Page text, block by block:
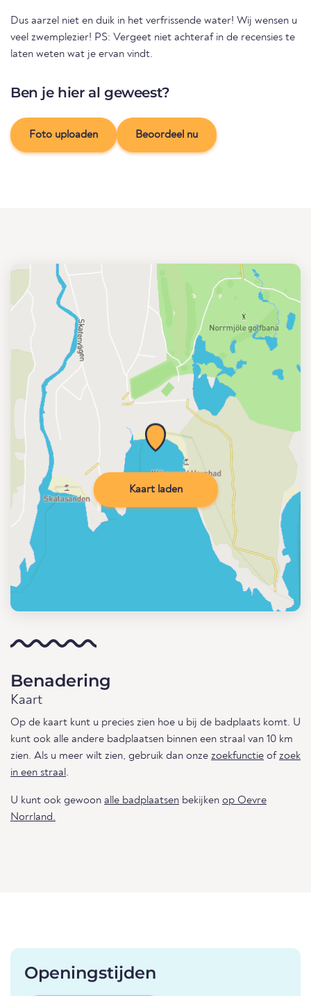
Dus aarzel niet en duik in het verfrissende water! Wij wensen u
veel zwemplezier! PS: Vergeet niet achteraf in de recensies te
laten weten wat je ervan vindt.
Ben je hier al geweest?
Foto uploaden Beoordeel nu
Kaart laden
Benadering
Kaart
Op de kaart kunt u precies zien hoe u bij de badplaats komt. U
kunt ook alle andere badplaatsen binnen een straal van 10 km
zien. Als u meer wilt zien, gebruik dan onze zoekfunctie ofzoek
in een straal.
U kunt ook gewoon alle badplaatsen bekijken op Oevre
Norrland.
Openingstijden